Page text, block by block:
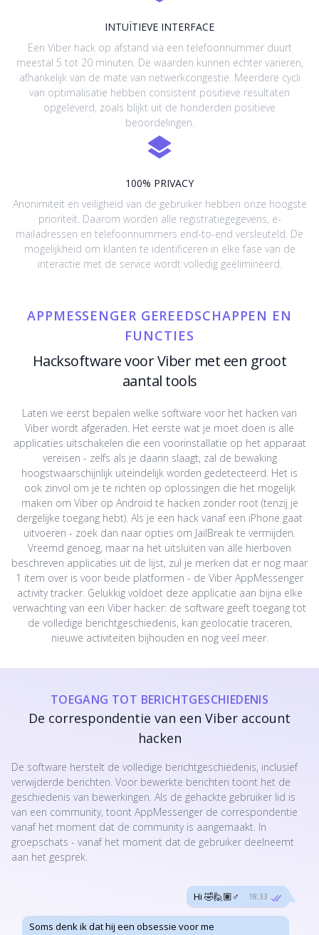
INTUÏTIEVE INTERFACE
Een Viber hack op afstand via een telefoonnummer duurt
meestal 5 tot 20 minuten. De waarden kunnen echter variëren,
afhankelijk van de mate van netwerkcongestie. Meerdere cycli
van optimalisatie hebben consistent positieve resultaten
opgeleverd, zoals blijkt uit de honderden positieve
beoordelingen.
100% PRIVACY
Anonimiteit en veiligheid van de gebruiker hebben onze hoogste
prioriteit. Daarom worden alle registratiegegevens, e-
mailadressen en telefoonnummers end-to-end versleuteld. De
mogelijkheid om klanten te identificeren in elke fase van de
interactie met de service wordt volledig geëlimineerd.
APPMESSENGER GEREEDSCHAPPEN EN
FUNCTIES
Hacksoftware voor Viber met een groot
aantal tools
Laten we eerst bepalen welke software voor het hacken van
Viber wordt afgeraden. Het eerste wat je moet doen is alle
applicaties uitschakelen die een voorinstallatie op het apparaat
vereisen - zelfs als je daarin slaagt, zal de bewaking
hoogstwaarschijnlijk uiteindelijk worden gedetecteerd. Het is
ook zinvol om je te richten op oplossingen die het mogelijk
maken om Viber op Android te hacken zonder root (tenzij je
dergelijke toegang hebt). Als je een hack vanaf een iPhone gaat
uitvoeren - zoek dan naar opties om JailBreak te vermijden.
Vreemd genoeg, maar na het uitsluiten van alle hierboven
beschreven applicaties uit de lijst, zul je merken dat er nog maar
1 item over is voor beide platformen - de Viber AppMessenger
activity tracker. Gelukkig voldoet deze applicatie aan bijna elke
verwachting van een Viber hacker: de software geeft toegang tot
de volledige berichtgeschiedenis, kan geolocatie traceren,
nieuwe activiteiten bijhouden en nog veel meer.
TOEGANG TOT BERICHTGESCHIEDENIS
De correspondentie van een Viber account
hacken
De software herstelt de volledige berichtgeschiedenis, inclusief
verwijderde berichten. Voor bewerkte berichten toont het de
geschiedenis van bewerkingen. Als de gehackte gebruiker lid is
van een community, toont AppMessenger de correspondentie
vanaf het moment dat de community is aangemaakt. In
groepschats - vanaf het moment dat de gebruiker deelneemt
aan het gesprek.
18:33
Hi 🤣🙋🏽♂️
Soms denk ik dat hij een obsessie voor me